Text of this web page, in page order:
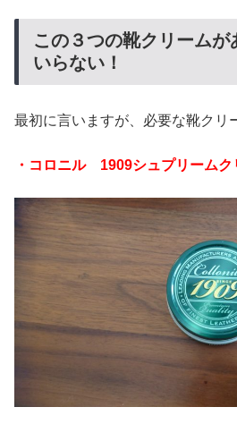
この３つの靴クリームが
いらない！
最初に言いますが、必要な靴クリ
・コロニル 1909シュプリームク